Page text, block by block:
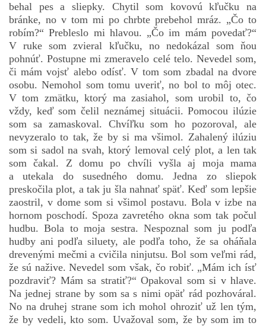
behal pes a sliepky. Chytil som kovovú kľučku na
bránke, no v tom mi po chrbte prebehol mráz. „Čo to
robím?“ Prebleslo mi hlavou. „Čo im mám povedať?“
V ruke som zvieral kľučku, no nedokázal som ňou
pohnúť. Postupne mi zmeravelo celé telo. Nevedel som,
či mám vojsť alebo odísť. V tom som zbadal na dvore
osobu. Nemohol som tomu uveriť, no bol to môj otec.
V tom zmätku, ktorý ma zasiahol, som urobil to, čo
vždy, keď som čelil neznámej situácii. Pomocou ilúzie
som sa zamaskoval. Chvíľku som ho pozoroval, ale
nevyzeralo to tak, že by si ma všimol. Zahalený ilúziu
som si sadol na svah, ktorý lemoval celý plot, a len tak
som čakal. Z domu po chvíli vyšla aj moja mama
a utekala do susedného domu. Jedna zo sliepok
preskočila plot, a tak ju šla nahnať späť. Keď som lepšie
zaostril, v dome som si všimol postavu. Bola v izbe na
hornom poschodí. Spoza zavretého okna som tak počul
hudbu. Bola to moja sestra. Nespoznal som ju podľa
hudby ani podľa siluety, ale podľa toho, že sa oháňala
drevenými mečmi a cvičila ninjutsu. Bol som veľmi rád,
že sú nažive. Nevedel som však, čo robiť. „Mám ich ísť
pozdraviť? Mám sa stratiť?“ Opakoval som si v hlave.
Na jednej strane by som sa s nimi opäť rád pozhováral.
No na druhej strane som ich mohol ohroziť už len tým,
že by vedeli, kto som. Uvažoval som, že by som im to